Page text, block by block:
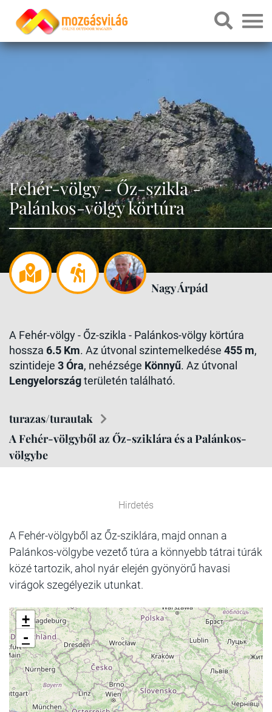
Fehér-völgy - Őz-szikla -
Palánkos-völgy körtúra
Nagy Árpád
A Fehér-völgy - Őz-szikla - Palánkos-völgy körtúra
hossza 6.5 Km. Az útvonal szintemelkedése 455 m,
szintideje 3 Óra, nehézsége Könnyű. Az útvonal
Lengyelországterületén található.
turazas/turautak
A Fehér-völgyből az Őz-sziklára és a Palánkos-
völgybe
Hirdetés
A Fehér-völgyből az Őz-sziklára, majd onnan a
Palánkos-völgybe vezető túra a könnyebb tátrai túrák
közé tartozik, ahol nyár elején gyönyörű havasi
virágok szegélyezik utunkat.
+
-